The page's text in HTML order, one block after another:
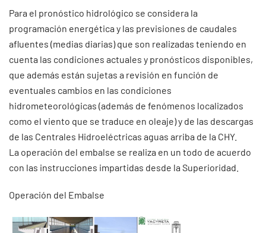
Para el pronóstico hidrológico se considera la
programación energética y las previsiones de caudales
afluentes (medias diarias) que son realizadas teniendo en
cuenta las condiciones actuales y pronósticos disponibles,
que además están sujetas a revisión en función de
eventuales cambios en las condiciones
hidrometeorológicas (además de fenómenos localizados
como el viento que se traduce en oleaje) y de las descargas
de las Centrales Hidroeléctricas aguas arriba de la CHY.
La operación del embalse se realiza en un todo de acuerdo
con las instrucciones impartidas desde la Superioridad.
Operación del Embalse